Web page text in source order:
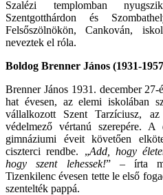
Szalézi templomban
Szentgotthárdon és
Felsőszölnökön, Cankován,
neveztek el róla.
Boldog Brenner János (1931-
Brenner János 1931. december
hat évesen, az elemi iskolában
vállalkozott Szent Tarzíciusz, az
védelmező vértanú szerepére.
gimnáziumi éveit követően
ciszterci rendbe. „Add, hogy
hogy szent lehessek!” – írta
Tizenkilenc évesen tette le első
szentelték pappá.